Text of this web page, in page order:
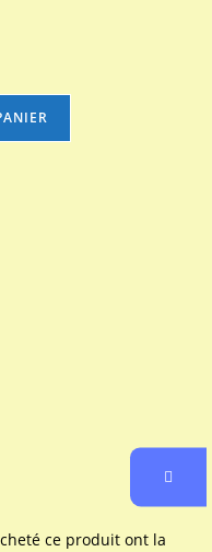
ce produit ont la